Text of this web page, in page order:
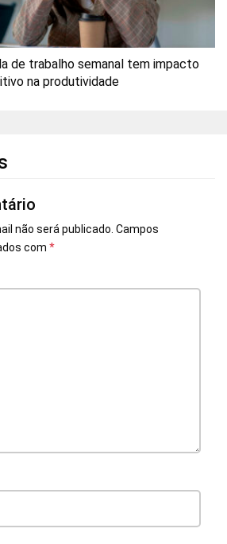
de trabalho semanal tem impacto
na produtividade
não será publicado. Campos
com *